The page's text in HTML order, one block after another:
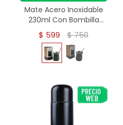
Mate Acero Inoxidable
230ml Con Bombilla
Térmico Matera - verde
$ 599 $750